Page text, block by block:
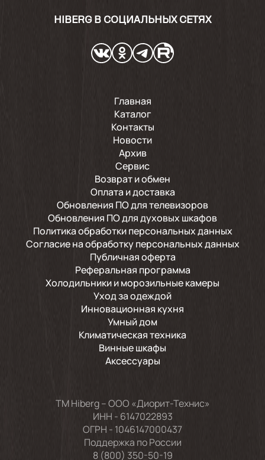
HIBERG В СОЦИАЛЬНЫХ СЕТЯХ
Главная
Каталог
Контакты
Новости
Архив
Сервис
Возврат и обмен
Оплата и доставка
Обновления ПО для телевизоров
Обновления ПО для духовых шкафов
Политика обработки персональных данных
Согласие на обработку персональных данных
Публичная оферта
Реферальная программа
Холодильники и морозильные камеры
Уход за одеждой
Инновационная кухня
Умный дом
Климатическая техника
Винные шкафы
Аксессуары
TM Hiberg – ООО «Диорит-Технис»
ИНН - 6147022893
ОГРН - 1046147000437
Поддержка по России
8 (800) 350-50-19